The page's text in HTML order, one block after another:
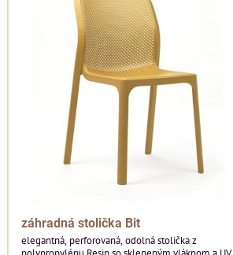
záhradná stolička Bit
elegantná, perforovaná, odolná stolička z